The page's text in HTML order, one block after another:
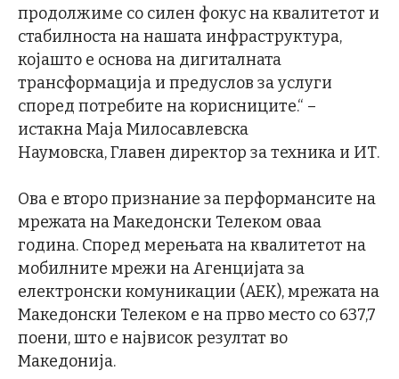
продолжиме со силен фокус на квалитетот и
стабилноста на нашата инфраструктура,
којашто е основа на дигиталната
трансформација и предуслов за услуги
според потребите на корисниците.“ –
истакна Маја Милосавлевска
Наумовска, Главен директор за техника и ИТ.
Ова е второ признание за перформансите на
мрежата на Македонски Телеком оваа
година. Според мерењата на квалитетот на
мобилните мрежи на Агенцијата за
електронски комуникации (АЕК), мрежата на
Македонски Телеком е на прво место со 637,7
поени, што е највисок резултат во
Македонија.